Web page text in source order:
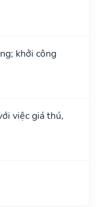
khởi công
việc giá thú,